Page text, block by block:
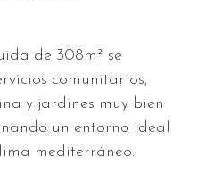
de 308m² se
comunitarios,
y jardines muy bien
un entorno ideal
mediterráneo.